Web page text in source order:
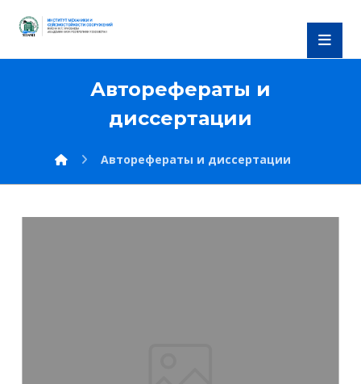
Авторефераты и
диссертации
Авторефераты и диссертации